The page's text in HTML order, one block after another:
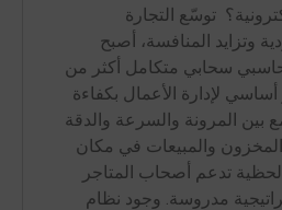
توسّع التجارة
وتزايد المنافسة، أصبح
سحابي متكامل أكثر من
لإدارة الأعمال بكفاءة
بين المرونة والسرعة والدقة
والمبيعات في مكان
لحظية تدعم أصحاب المتاجر
مدروسة. وجود نظام